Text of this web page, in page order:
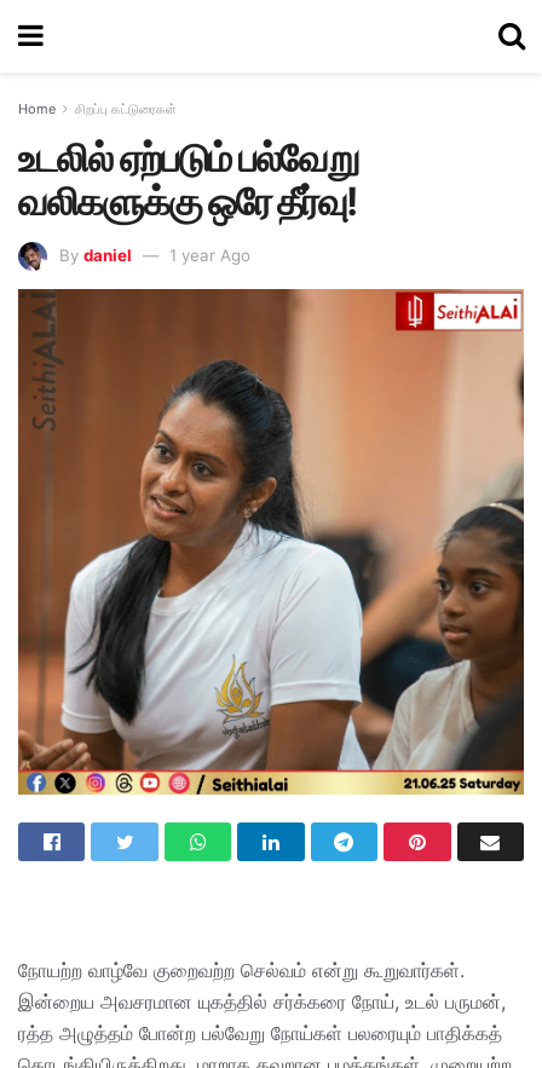
Home சிறப்பு கட்டுரைகள்
உடலில் ஏற்படும் பல்வேறு
வலிகளுக்கு ஒரே தீர்வு!
By daniel 1 year Ago
நோயற்ற வாழ்வே குறைவற்ற செல்வம் என்று கூறுவார்கள்.
இன்றைய அவசரமான யுகத்தில் சர்க்கரை நோய், உடல் பருமன்,
ரத்த அழுத்தம் போன்ற பல்வேறு நோய்கள் பலரையும் பாதிக்கத்